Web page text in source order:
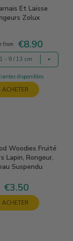
Et Laisse
Zolux
from Price
€8.90
- 9 / 13 cm
disponibles
ACHETER
Woodies Fruité
Lapin, Rongeur,
Suspendu
Price
€3.50
ACHETER